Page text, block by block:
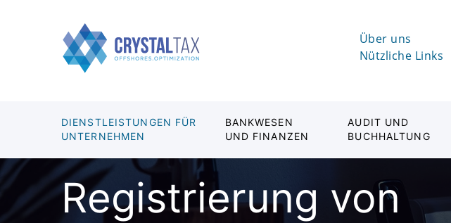
Über uns
Nützliche Links
DIENSTLEISTUNGEN FÜR
UNTERNEHMEN
BANKWESEN
UND FINANZEN
AUDIT UND
BUCHHALTUNG
Registrierung von